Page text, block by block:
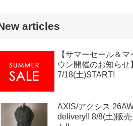
articles
【サマーセール＆マ
ウン開催のお知らせ
7/18(土)START!
AXIS/アクシス
delivery!! 8/8(土)販